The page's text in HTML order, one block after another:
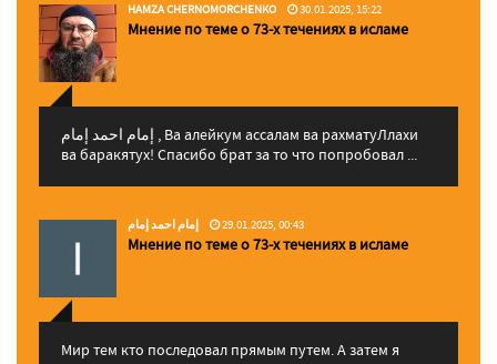
HAMZA CHERNOMORCHENKO 30.01.2025, 15:22
Мнение по теме о 73-х течениях в исламе
إمام احمد إمام , Ва алейкум ассалам ва рахматуЛлахи
ва баракятух! Спасибо брат за то что попробовал ...
إمام احمد إمام 29.01.2025, 00:43
Мнение по теме о 73-х течениях в исламе
Мир тем кто последовал прямым путем. А затем я